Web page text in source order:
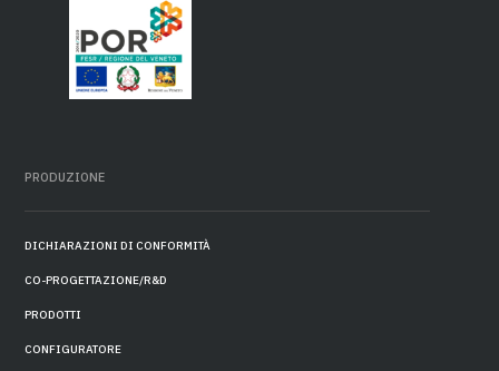
PRODUZIONE
DICHIARAZIONI DI CONFORMITÀ
CO-PROGETTAZIONE/R&D
PRODOTTI
CONFIGURATORE